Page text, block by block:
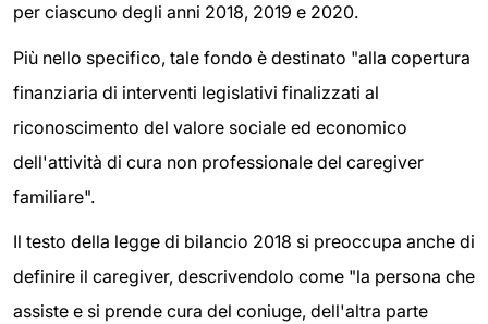
per ciascuno degli anni 2018, 2019 e 2020.
Più nello specifico, tale fondo è destinato "alla copertura
finanziaria di interventi legislativi finalizzati al
riconoscimento del valore sociale ed economico
dell'attività di cura non professionale del caregiver
familiare".
Il testo della legge di bilancio 2018 si preoccupa anche di
definire il caregiver, descrivendolo come "la persona che
assiste e si prende cura del coniuge, dell'altra parte